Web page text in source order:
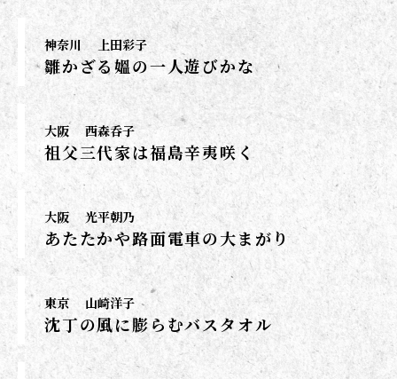
神奈川 上田彩子
雛かざる媼の一人遊びかな
大阪 西森呑子
祖父三代家は福島辛夷咲く
大阪 光平朝乃
あたたかや路面電車の大まがり
東京 山崎洋子
沈丁の風に膨らむバスタオル